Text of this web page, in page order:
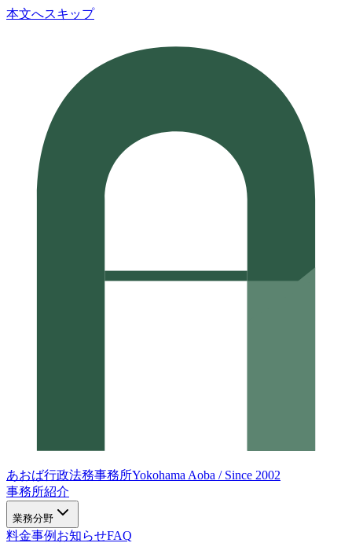
本文へスキップ
あおば行政法務事務所Yokohama Aoba / Since 2002
事務所紹介
業務分野
料金事例 お知らせFAQ